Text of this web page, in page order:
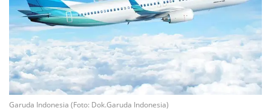
Garuda Indonesia (Foto: Dok.Garuda Indonesia)